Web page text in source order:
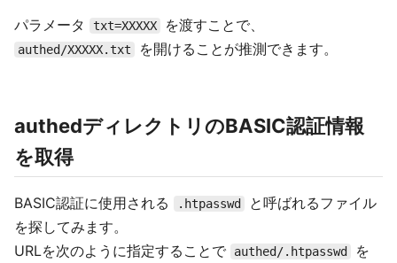
パラメータ txt=XXXXX を渡すことで、
authed/XXXXX.txt を開けることが推測できます。
authedディレクトリのBASIC認証情報
を取得
BASIC認証に使用される .htpasswd
と呼ばれるファイル
を探してみます。
URLを次のように指定することで
authed/.htpasswd
を